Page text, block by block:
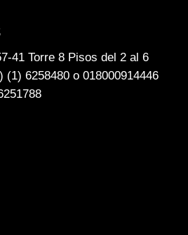
41 Torre 8 Pisos del 2 al 6
(1) 6258480 o 018000914446